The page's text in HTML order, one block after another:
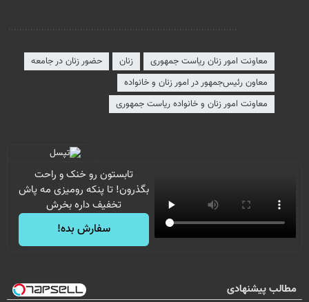
معاونت امور زنان ریاست جمهوری زنان
حضور زنان در جامعه
معاون رئیس‌جمهور در امور زنان و خانواده
معاونت امور زنان و خانواده ریاست جمهوری
تابستون رو خنک و راحت
بگذرون! تا پنکه رومیزی مه پاش
تخفیف داره بخرش
سفارش بده!
مطالب پیشنهادی